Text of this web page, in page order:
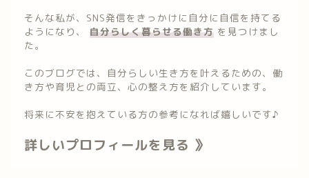
そんな私が、SNS発信をきっかけに自分に自信を持てる
ようになり、
自分らしく暮らせる働き方 を見つけまし
た。
このブログでは、自分らしい生き方を叶えるための、働
き方や育児との両立、心の整え方を紹介しています。
将来に不安を抱えている方の参考になれば嬉しいです♪
詳しいプロフィールを見る 》